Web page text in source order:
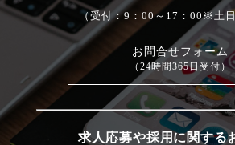
（受付：9：00～17：00※土
お問合せフォーム
（24時間365日受付）
求人応募や採用に関する